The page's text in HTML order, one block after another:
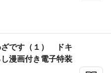
ざです（１） ドキ
し漫画付き電子特装